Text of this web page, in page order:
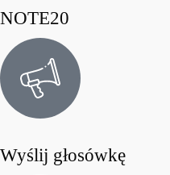
NOTE20
Wyślij głosówkę